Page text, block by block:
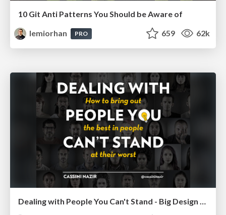
10 Git Anti Patterns You Should be Aware of
lemiorhan
PRO 659 62k
Dealing with People You Can't Stand - Big Design 2015